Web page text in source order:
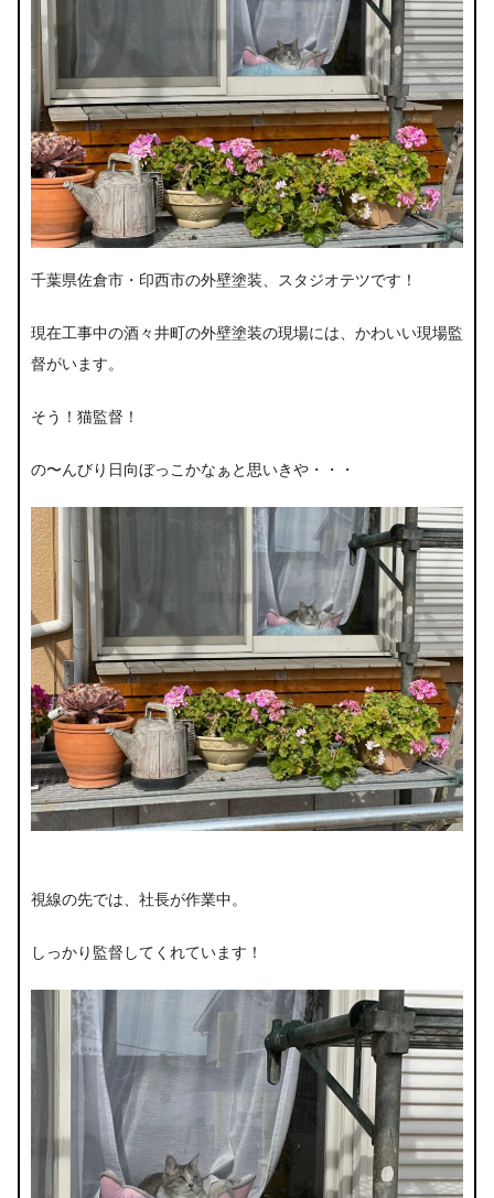
千葉県佐倉市・印西市の外壁塗装、スタジオテツです！
現在工事中の酒々井町の外壁塗装の現場には、かわいい現場監
督がいます。
そう！猫監督！
の〜んびり日向ぼっこかなぁと思いきや・・・
視線の先では、社長が作業中。
しっかり監督してくれています！